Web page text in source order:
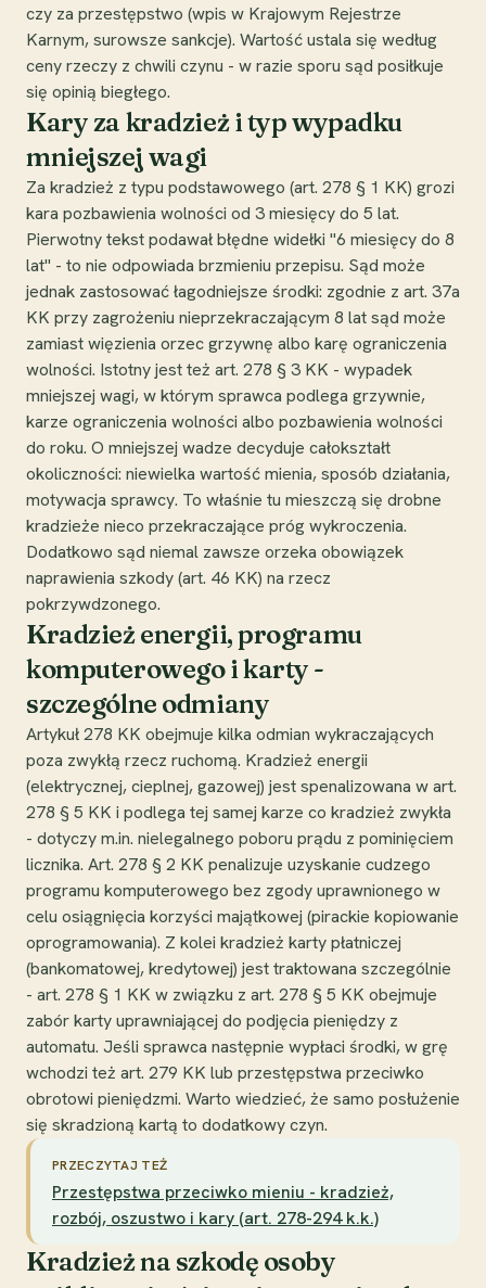
czy za przestępstwo (wpis w Krajowym Rejestrze
Karnym, surowsze sankcje). Wartość ustala się według
ceny rzeczy z chwili czynu - w razie sporu sąd posiłkuje
się opinią biegłego.
Kary za kradzież i typ wypadku
mniejszej wagi
Za kradzież z typu podstawowego (art. 278 § 1 KK) grozi
kara pozbawienia wolności od 3 miesięcy do 5 lat.
Pierwotny tekst podawał błędne widełki "6 miesięcy do 8
lat" - to nie odpowiada brzmieniu przepisu. Sąd może
jednak zastosować łagodniejsze środki: zgodnie z art. 37a
KK przy zagrożeniu nieprzekraczającym 8 lat sąd może
zamiast więzienia orzec grzywnę albo karę ograniczenia
wolności. Istotny jest też art. 278 § 3 KK - wypadek
mniejszej wagi, w którym sprawca podlega grzywnie,
karze ograniczenia wolności albo pozbawienia wolności
do roku. O mniejszej wadze decyduje całokształt
okoliczności: niewielka wartość mienia, sposób działania,
motywacja sprawcy. To właśnie tu mieszczą się drobne
kradzieże nieco przekraczające próg wykroczenia.
Dodatkowo sąd niemal zawsze orzeka obowiązek
naprawienia szkody (art. 46 KK) na rzecz
pokrzywdzonego.
Kradzież energii, programu
komputerowego i karty -
szczególne odmiany
Artykuł 278 KK obejmuje kilka odmian wykraczających
poza zwykłą rzecz ruchomą. Kradzież energii
(elektrycznej, cieplnej, gazowej) jest spenalizowana w art.
278 § 5 KK i podlega tej samej karze co kradzież zwykła
- dotyczy m.in. nielegalnego poboru prądu z pominięciem
licznika. Art. 278 § 2 KK penalizuje uzyskanie cudzego
programu komputerowego bez zgody uprawnionego w
celu osiągnięcia korzyści majątkowej (pirackie kopiowanie
oprogramowania). Z kolei kradzież karty płatniczej
(bankomatowej, kredytowej) jest traktowana szczególnie
- art. 278 § 1 KK w związku z art. 278 § 5 KK obejmuje
zabór karty uprawniającej do podjęcia pieniędzy z
automatu. Jeśli sprawca następnie wypłaci środki, w grę
wchodzi też art. 279 KK lub przestępstwa przeciwko
obrotowi pieniędzmi. Warto wiedzieć, że samo posłużenie
się skradzioną kartą to dodatkowy czyn.
PRZECZYTAJ TEŻ
Przestępstwa przeciwko mieniu - kradzież,
rozbój, oszustwo i kary (art. 278-294 k.k.)
Kradzież na szkodę osoby